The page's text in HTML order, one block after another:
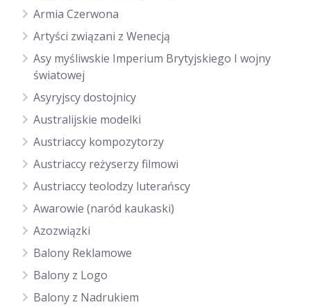
Armia Czerwona
Artyści związani z Wenecją
Asy myśliwskie Imperium Brytyjskiego I wojny
światowej
Asyryjscy dostojnicy
Australijskie modelki
Austriaccy kompozytorzy
Austriaccy reżyserzy filmowi
Austriaccy teolodzy luterańscy
Awarowie (naród kaukaski)
Azozwiązki
Balony Reklamowe
Balony z Logo
Balony z Nadrukiem